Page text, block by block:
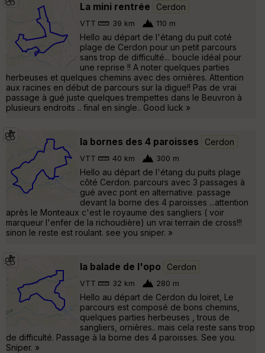
La mini rentrée Cerdon
VTT 39 km 110 m
Hello au départ de l'étang du puit coté
plage de Cerdon pour un petit parcours
sans trop de difficulté... boucle idéal pour
une reprise !! A noter quelques parties
herbeuses et quelques chemins avec des ornières. Attention
aux racines en début de parcours sur la digue!! Pas de vrai
passage à gué juste quelques trempettes dans le Beuvron à
plusieurs endroits .. final en single.. Good luck »
la bornes des 4 paroisses Cerdon
VTT 40 km 300 m
Hello au départ de l'étang du puits plage
côté Cerdon. parcours avec 3 passages à
gué avec pont en alternative. passage
devant la borne des 4 paroisses ...attention
après le Monteaux c'est le royaume des sangliers ( voir
marqueur l'enfer de la richoudière) un vrai terrain de cross!!!
sinon le reste est roulant. see you sniper. »
la balade de l'opo Cerdon
VTT 32 km 280 m
Hello au départ de Cerdon du loiret, Le
parcours est composé de bons chemins,
quelques parties herbeuses , trous de
sangliers, ornières.. mais cela reste sans trop
de difficulté. Passage à la borne des 4 paroisses. See you.
Sniper. »